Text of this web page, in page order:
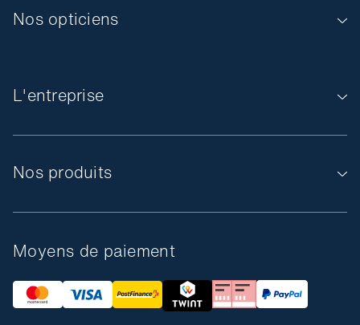
L'entreprise
Nos produits
Nos opticiens
Moyens de paiement